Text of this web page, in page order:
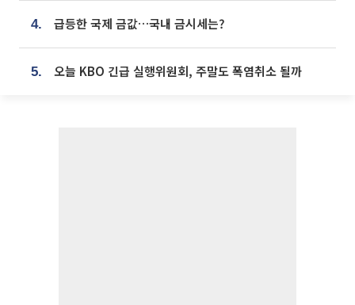
4. 급등한 국제 금값…국내 금시세는?
5. 오늘 KBO 긴급 실행위원회, 주말도 폭염취소 될까